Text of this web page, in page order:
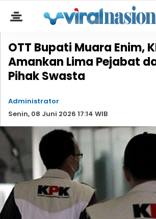
OTT Bupati Muara Enim,
Amankan Lima Pejabat
Pihak Swasta
Administrator
Senin, 08 Juni 2026 17:14 WIB